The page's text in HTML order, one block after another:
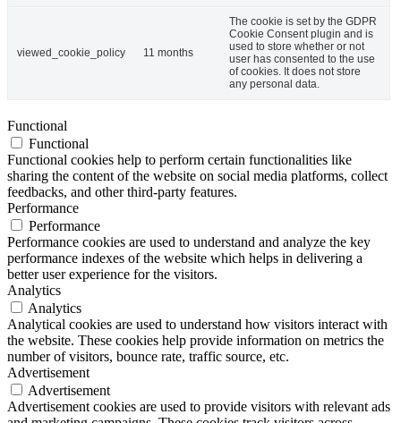
viewed_cookie_policy 11 months
The cookie is set by the GDPR
Cookie Consent plugin and is
used to store whether or not
user has consented to the use
of cookies. It does not store
any personal data.
Functional
Functional
Functional cookies help to perform certain functionalities like
sharing the content of the website on social media platforms, collect
feedbacks, and other third-party features.
Performance
Performance
Performance cookies are used to understand and analyze the key
performance indexes of the website which helps in delivering a
better user experience for the visitors.
Analytics
Analytics
Analytical cookies are used to understand how visitors interact with
the website. These cookies help provide information on metrics the
number of visitors, bounce rate, traffic source, etc.
Advertisement
Advertisement
Advertisement cookies are used to provide visitors with relevant ads